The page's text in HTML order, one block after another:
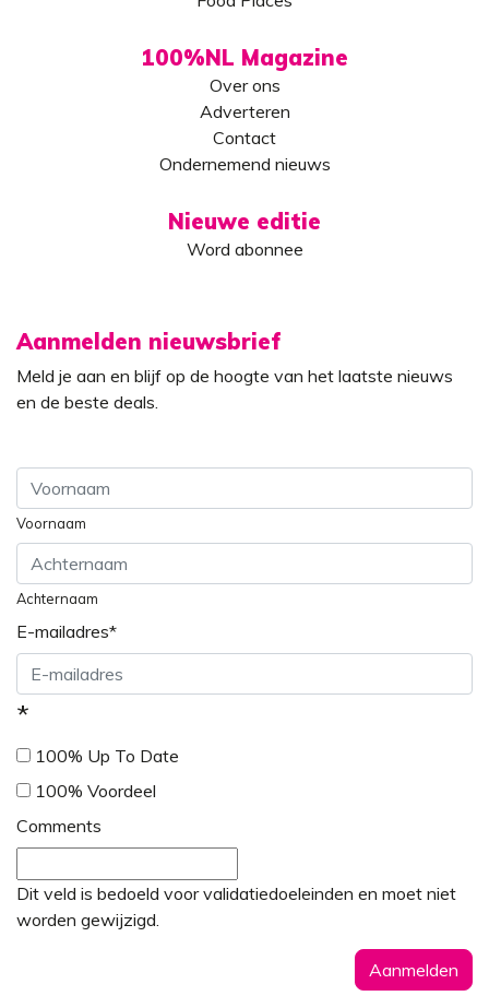
100%NL Magazine
Over ons
Adverteren
Contact
Ondernemend nieuws
Nieuwe editie
Word abonnee
Aanmelden nieuwsbrief
Meld je aan en blijf op de hoogte van het laatste nieuws
en de beste deals.
Voornaam
Achternaam
E-mailadres*
*
100% Up To Date
100% Voordeel
Comments
Dit veld is bedoeld voor validatiedoeleinden en moet niet
worden gewijzigd.